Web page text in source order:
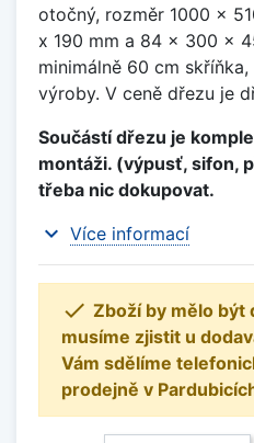
otočný, rozměr 1000 x
x 190 mm a 84 x 300 x
minimálně 60 cm
výroby. V ceně dřezu je
Součástí dřezu je
montáži. (výpusť, sifon,
třeba nic dokupovat.
expand_more Více informací
 Zboží by mělo být
musíme zjistit u
Vám sdělíme
prodejně v